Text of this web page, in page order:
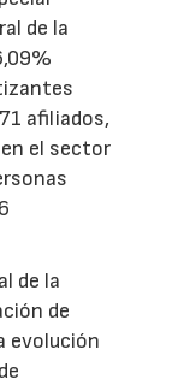
de la
afiliados,
el sector
de la
de
evolución